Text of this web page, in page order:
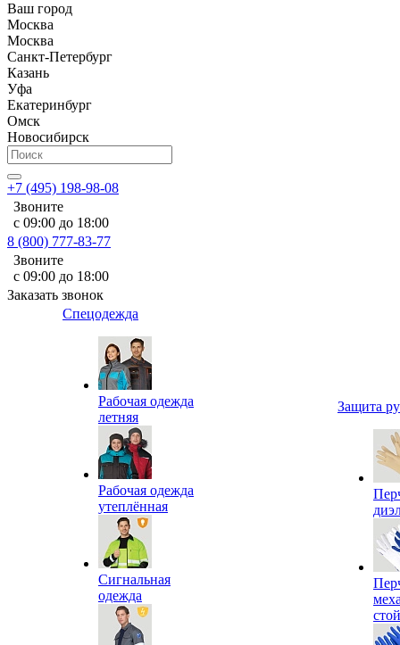
Ваш город
Москва
Москва
Санкт-Петербург
Казань
Уфа
Екатеринбург
Омск
Новосибирск
+7 (495) 198-98-08
Звоните
с 09:00 до 18:00
8 (800) 777-83-77
Звоните
с 09:00 до 18:00
Заказать звонок
Спецодежда
Рабочая одежда
летняя
Рабочая одежда
утеплённая
Сигнальная
одежда
Защита